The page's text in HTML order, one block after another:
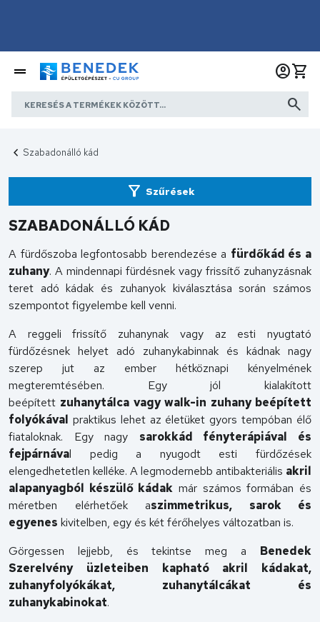
Szabadonálló kád
SZABADONÁLLÓ KÁD
A fürdőszoba legfontosabb berendezése a fürdőkád és a
zuhany. A mindennapi fürdésnek vagy frissítő zuhanyzásnak
teret adó kádak és zuhanyok kiválasztása során számos
szempontot figyelembe kell venni.
A reggeli frissítő zuhanynak vagy az esti nyugtató
fürdőzésnek helyet adó zuhanykabinnak és kádnak nagy
szerep jut az ember hétköznapi kényelmének
megteremtésében. Egy jól kialakított
beépített zuhanytálca vagy walk-in zuhany beépített
folyókával praktikus lehet az életüket gyors tempóban élő
fiataloknak. Egy nagy sarokkád fényterápiával és
fejpárnával pedig a nyugodt esti fürdőzések
elengedhetetlen kelléke. A legmodernebb antibakteriális akril
alapanyagból készülő kádak már számos formában és
méretben elérhetőek aszimmetrikus, sarok és
egyenes kivitelben, egy és két férőhelyes változatban is.
Görgessen lejjebb, és tekintse meg a Benedek
Szerelvény üzleteiben kapható akril kádakat,
zuhanyfolyókákat, zuhanytálcákat és
zuhanykabinokat.
Szűrések